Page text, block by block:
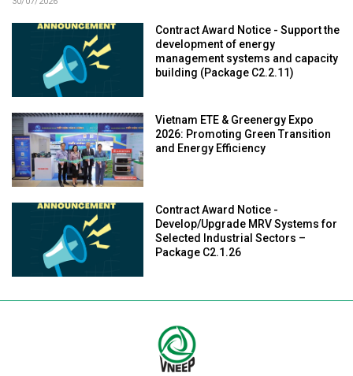
30/07/2026
Contract Award Notice - Support the
development of energy
management systems and capacity
building (Package C2.2.11)
Vietnam ETE & Greenergy Expo
2026: Promoting Green Transition
and Energy Efficiency
Contract Award Notice -
Develop/Upgrade MRV Systems for
Selected Industrial Sectors –
Package C2.1.26